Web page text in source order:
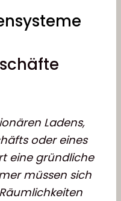
Ladens,
oder eines
eine gründliche
müssen sich